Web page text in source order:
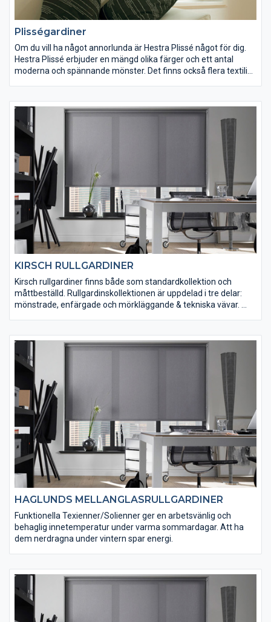
Plisségardiner
Om du vill ha något annorlunda är Hestra Plissé något för dig.
Hestra Plissé erbjuder en mängd olika färger och ett antal
moderna och spännande mönster. Det finns också flera textilier
säkerhet och mörkläggning. Plisségardinen passar i alla sorters
KIRSCH RULLGARDINER
Kirsch rullgardiner finns både som standardkollektion och
måttbeställd. Rullgardinskollektionen är uppdelad i tre delar:
mönstrade, enfärgade och mörkläggande & tekniska vävar.
avslutningar, fasoneringar, kantband och dragknoppar. På så
sätt designar du din egen rullgardin. Du kan även få din
rullgardin i eget tygval, läs mer om eget tygval på deras
webplats under "Om Produkten".
HAGLUNDS MELLANGLASRULLGARDINER
Funktionella Texienner/Solienner ger en arbetsvänlig och
behaglig innetemperatur under varma sommardagar. Att ha
dem nerdragna under vintern spar energi.